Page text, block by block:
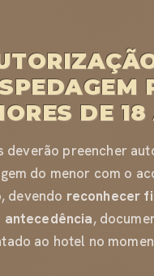
DE
deverão preencher
do menor com o
devendo reconhecer
antecedência,
ao hotel no